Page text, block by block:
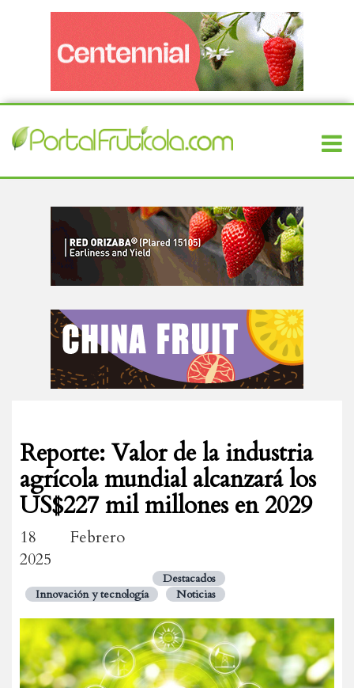
Reporte: Valor de la industria
agrícola mundial alcanzará los
US$227 mil millones en 2029
18 Febrero
2025
Destacados
Innovación y tecnología
Noticias